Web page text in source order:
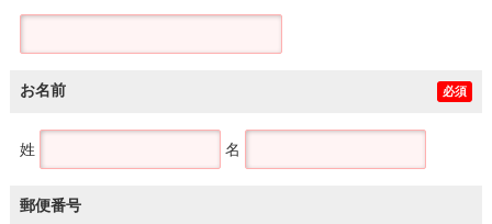
お名前 必須
姓 名
郵便番号